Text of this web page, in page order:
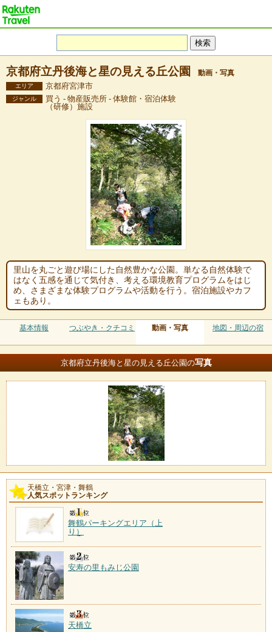
京都府立丹後海と星の見える丘公園 動画・写真
エリア 京都府宮津市
ジャンル
買う - 物産販売所 - 体験館・宿泊体験
（研修）施設
里山を丸ごと遊び場にした自然豊かな公園。単なる自然体験で
はなく五感を通じて気付き、考える環境教育プログラムをはじ
め、さまざまな体験プログラムや活動を行う。宿泊施設やカフ
ェもあり。
基本情報 つぶやき・クチコミ 動画・写真 地図・周辺の宿
京都府立丹後海と星の見える丘公園の写真
天橋立・宮津・舞鶴
人気スポットランキング
舞鶴パーキングエリア（上
り）
安寿の里もみじ公園
天橋立